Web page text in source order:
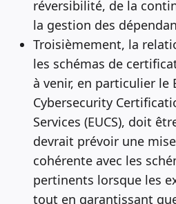
réversibilité, de la
la gestion des
Troisièmement, la
les schémas de
à venir, en particulier le
Cybersecurity
Services (EUCS), doit
devrait prévoir une
cohérente avec les
pertinents lorsque les
tout en garantissant